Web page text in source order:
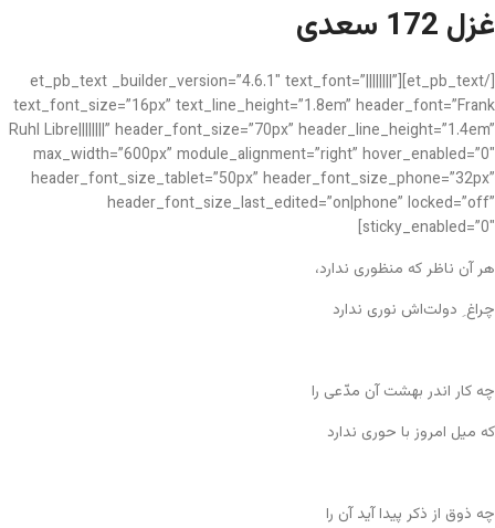
غزل 172 سعدی
[/et_pb_text][et_pb_text _builder_version=”4.6.1″ text_font=”||||||||”
text_font_size=”16px” text_line_height=”1.8em” header_font=”Frank
Ruhl Libre||||||||” header_font_size=”70px” header_line_height=”1.4em”
max_width=”600px” module_alignment=”right” hover_enabled=”0″
header_font_size_tablet=”50px” header_font_size_phone=”32px”
header_font_size_last_edited=”on|phone” locked=”off”
sticky_enabled=”0″]
هر آن ناظر که منظوری ندارد،
چراغ ِ دولت‌اش نوری ندارد
چه کار اندر بهشت آن مدّعی را
که میل امروز با حوری ندارد
چه ذوق از ذکر پیدا آید آن را